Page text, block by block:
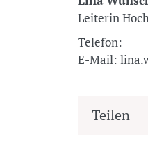
Telefon:
E-Mail:
Teilen